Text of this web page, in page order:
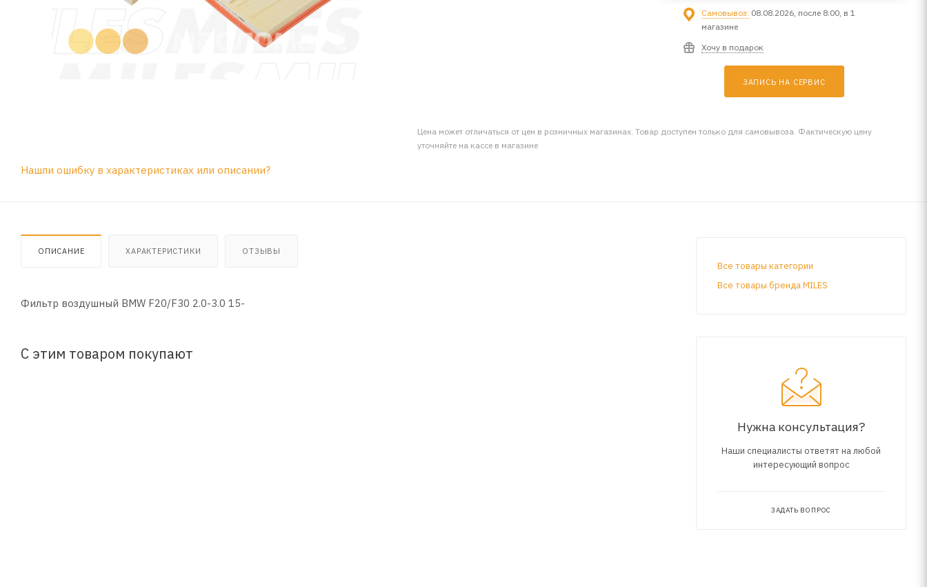
Самовывоз: 08.08.2026, после 8:00, в 1
магазине
Хочу в подарок
ЗАПИСЬ НА СЕРВИС
Цена может отличаться от цен в розничных магазинах. Товар доступен только для самовывоза. Фактическую цену
уточняйте на кассе в магазине
Нашли ошибку в характеристиках или описании?
ОПИСАНИЕ ХАРАКТЕРИСТИКИ ОТЗЫВЫ
Фильтр воздушный BMW F20/F30 2.0-3.0 15-
С этим товаром покупают
Все товары категории
Все товары бренда MILES
Нужна консультация?
Наши специалисты ответят на любой
интересующий вопрос
ЗАДАТЬ ВОПРОС